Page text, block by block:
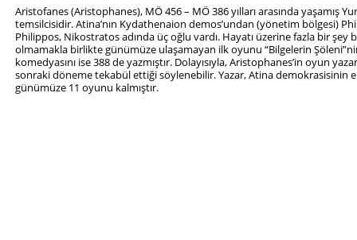
Aristofanes (Aristophanes), MÖ 456 – MÖ 386 yılları arasında yaşamış
temsilcisidir. Atina’nın Kydathenaion demos’undan (yönetim bölgesi)
Philippos, Nikostratos adında üç oğlu vardı. Hayatı üzerine fazla bir
olmamakla birlikte günümüze ulaşamayan ilk oyunu “Bilgelerin
komedyasını ise 388 de yazmıştır. Dolayısıyla, Aristophanes’in oyun
sonraki döneme tekabül ettiği söylenebilir. Yazar, Atina demokrasisinin
günümüze 11 oyunu kalmıştır.